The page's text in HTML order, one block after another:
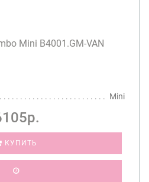
Mini B4001.GM-VAN
Mini
КУПИТЬ